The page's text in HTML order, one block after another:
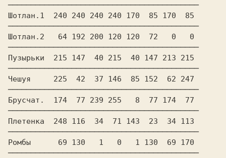
──────────────────────────────────────────
Шотлан.1  240 240 240 240 170  85 170  85
──────────────────────────────────────────
Шотлан.2   64 192 200 120 120  72   0   0
──────────────────────────────────────────
Пузырьки  215 147  40 215  40 147 213 215
──────────────────────────────────────────
Чешуя     225  42  37 146  85 152  62 247
──────────────────────────────────────────
Брусчат.  174  77 239 255   8  77 174  77
──────────────────────────────────────────
Плетенка  248 116  34  71 143  23  34 113
──────────────────────────────────────────
Ромбы      69 130   1   0   1 130  69 170
──────────────────────────────────────────